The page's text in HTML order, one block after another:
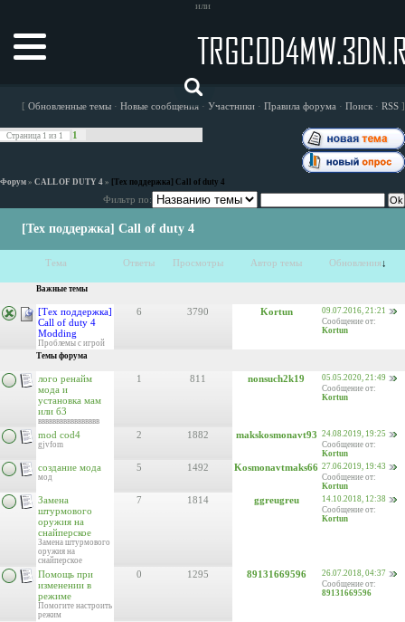
или
[ Обновленные темы · Новые сообщения · Участники · Правила форума · Поиск · RSS ]
Страница 1 из 1 1
Форум » CALL OF DUTY 4 » [Тех поддержка] Call of duty 4
Фильтр по:
[Тех поддержка] Call of duty 4
Тема Ответы Просмотры Автор темы Обновления ↓
Важные темы
[Тех поддержка]
Call of duty 4
Modding
Проблемы с игрой
6 3790 Kortun
09.07.2016, 21:21
Сообщение от:
Kortun
Темы форума
лого ренайм
мода и
установка мам
или б3
ввввввввввввввввв
1 811 nonsuch2k19
05.05.2020, 21:49
Сообщение от:
Kortun
mod cod4
gjvfom
2 1882 makskosmonavt93 24.08.2019, 19:25
Сообщение от:
Kortun
создание мода
мод
5 1492 Kosmonavtmaks66 27.06.2019, 19:43
Сообщение от:
Kortun
Замена
штурмового
оружия на
снайперское
Замена штурмового
оружия на
снайперское
7 1814 ggreugreu
14.10.2018, 12:38
Сообщение от:
Kortun
Помощь при
изменении в
режиме
Помогите настроить
режим
0 1295 89131669596
26.07.2018, 04:37
Сообщение от:
89131669596